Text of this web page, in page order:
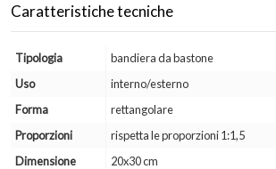
Caratteristiche tecniche
Tipologia
bandiera da bastone
Uso
interno/esterno
Forma
rettangolare
Proporzioni
rispetta le proporzioni 1:1,5
Dimensione
20x30 cm